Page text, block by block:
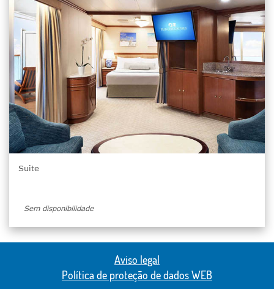
Suite
Sem disponibilidade
Aviso legal
Política de proteção de dados WEB